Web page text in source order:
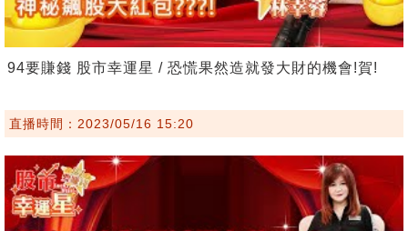
94要賺錢 股市幸運星 / 恐慌果然造就發大財的機會!賀!
直播時間：2023/05/16 15:20